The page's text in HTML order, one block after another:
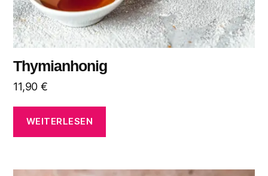
Thymianhonig
11,90 €
WEITERLESEN